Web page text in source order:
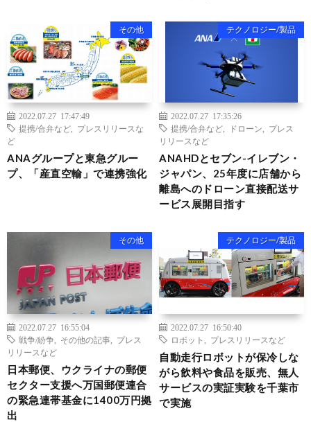
その他
2022.07.27 17:47:49
提携/合弁など
プレスリリースな
ど
ANAグループと東急グルー
プ、「産直空輸」で連携強化
テクノロジー/製品
2022.07.27 17:35:26
提携/合弁など
ドローン
プレス
リリースなど
ANAHDとセブン-イレブン・
ジャパン、25年度に店舗から
離島へのドローン直接配送サ
ービス展開目指す
その他
2022.07.27 16:55:04
戦争/紛争
その他の記事
プレス
リリースなど
日本郵便、ウクライナの郵便
セクター支援へ万国郵便連合
の緊急連帯基金に1400万円拠
出
テクノロジー/製品
2022.07.27 16:50:40
ロボット
プレスリリースなど
自動走行ロボットが保冷しな
がら飲料や食品を販売、無人
サービスの実証実験を千葉市
で実施